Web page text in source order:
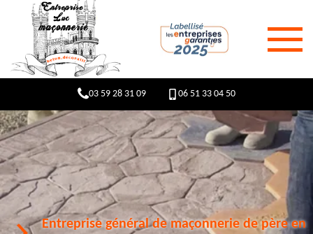
03 59 28 31 09 06 51 33 04 50
Entreprise général de maçonnerie de père en